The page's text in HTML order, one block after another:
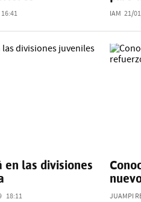
16:41 IAM 21/
las divisiones
18:11 JUAMPI